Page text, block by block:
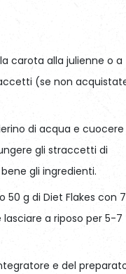
carota alla julienne o a
(se non
di acqua e cuocere
gli straccetti di
gli ingredienti.
g di Diet Flakes con
a riposo per 5-7
e del